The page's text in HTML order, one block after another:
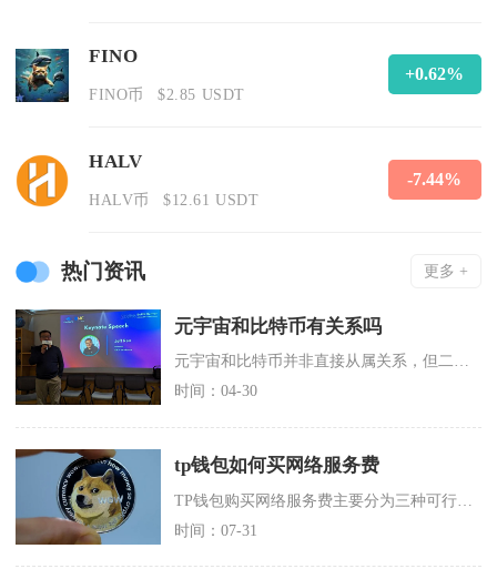
FINO
FINO币 $2.85 USDT
+0.62%
HALV
HALV币 $12.61 USDT
-7.44%
热门资讯 更多 +
元宇宙和比特币有关系吗
元宇宙和比特币并非直接从属关系，但二者共享区块链技术根基，并在加密经济生态中形成深度关联、
时间：04-30
tp钱包如何买网络服务费
时间：07-31